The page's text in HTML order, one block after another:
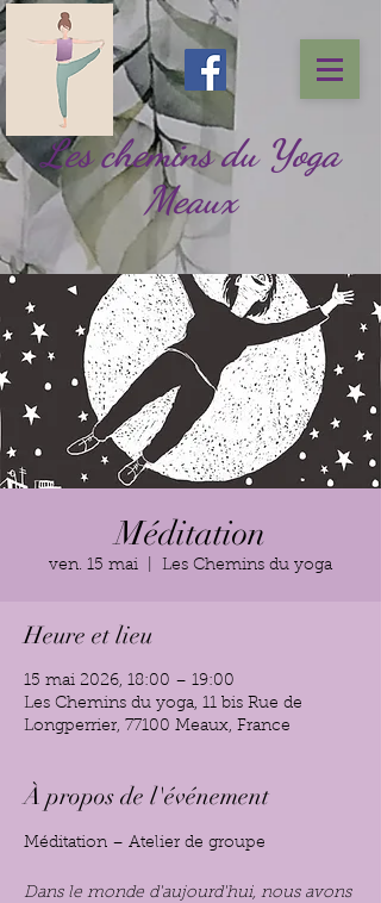
Les chemins du Yoga
Meaux
Méditation
ven. 15 mai Les Chemins du yoga
Heure et lieu
15 mai 2026, 18:00 – 19:00
Les Chemins du yoga, 11 bis Rue de
Longperrier, 77100 Meaux, France
À propos de l'événement
Méditation – Atelier de groupe
Dans le monde d'aujourd'hui, nous avons